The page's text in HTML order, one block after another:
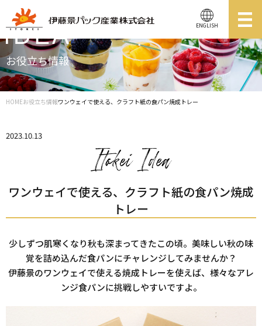
ENGLISH
お役立ち情報
HOMEお役立ち情報ワンウェイで使える、クラフト紙の食パン焼成トレー
2023.10.13
ワンウェイで使える、クラフト紙の食パン焼成
トレー
少しずつ肌寒くなり秋も深まってきたこの頃。美味しい秋の味
覚を詰め込んだ食パンにチャレンジしてみませんか？
伊藤景のワンウェイで使える焼成トレーを使えば、様々なアレ
ンジ食パンに挑戦しやすいですよ。